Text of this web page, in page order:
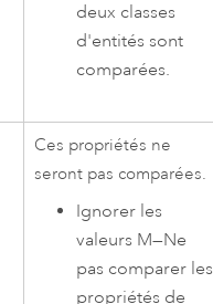
deux classes
d'entités sont
comparées.
Ces propriétés ne
seront pas comparées.
Ignorer les
valeurs M—Ne
pas comparer les
propriétés de